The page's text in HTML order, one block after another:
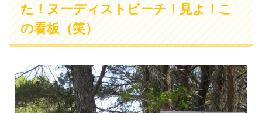
た！ヌーディストビーチ！見よ！こ
の看板（笑）